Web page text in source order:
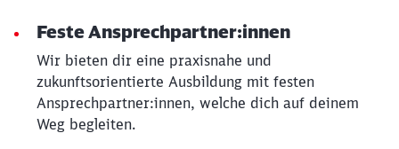
Feste Ansprechpartner:innen
Wir bieten dir eine praxisnahe und
zukunftsorientierte Ausbildung mit festen
Ansprechpartner:innen, welche dich auf deinem
Weg begleiten.